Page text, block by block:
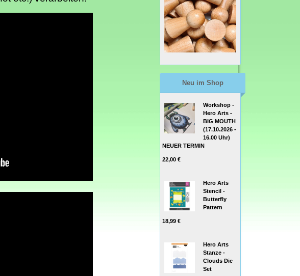
Neu im Shop
Workshop -
Hero Arts -
BIG MOUTH
(17.10.2026 -
16.00 Uhr)
NEUER TERMIN
22,00 €
Hero Arts
Stencil -
Butterfly
Pattern
18,99 €
Hero Arts
Stanze -
Clouds Die
Set